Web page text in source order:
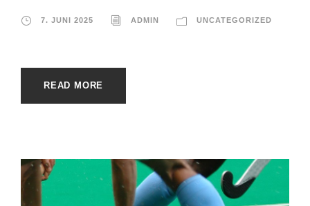
7. JUNI 2025 ADMIN UNCATEGORIZED
READ MORE